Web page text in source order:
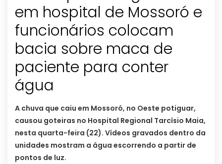
em hospital de Mossoró e
funcionários colocam
bacia sobre maca de
paciente para conter
água
A chuva que caiu em Mossoró, no Oeste potiguar,
causou goteiras no Hospital Regional Tarcísio Maia,
nesta quarta-feira (22). Vídeos gravados dentro da
unidades mostram a água escorrendo a partir de
pontos de luz.